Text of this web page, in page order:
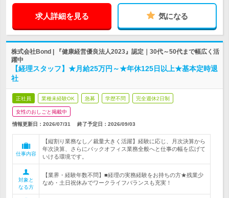
求人詳細を見る 気になる
株式会社Bond | 『健康経営優良法人2023』認定｜30代～50代まで幅広く活
躍中
【経理スタッフ】★月給25万円～★年休125日以上★基本定時退
社
正社員 業種未経験OK 急募 学歴不問 完全週休2日制
女性のおしごと掲載中
情報更新日：2026/07/31 終了予定日： 2026/09/03
仕事内容
【縦割り業務なし／裁量大きく活躍】経験に応じ、月次決算から
年次決算、さらにバックオフィス業務全般へと仕事の幅を広げて
いける環境です。
対象と
なる方
【業界・経験年数不問】■経理の実務経験をお持ちの方★残業少
なめ・土日祝休みでワークライフバランスも充実！